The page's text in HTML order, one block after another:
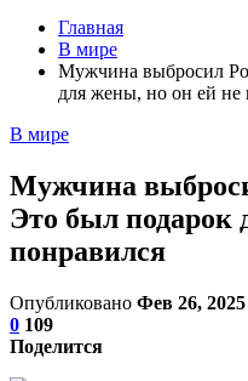
Главная
В мире
Мужчина выбросил
для жены, но он ей не
В мире
Мужчина
Это был подарок
понравился
Опубликовано Фев 26, 2025
0 109
Поделится